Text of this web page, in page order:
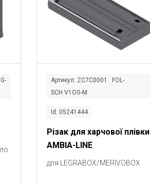
Артикул: ZC7C0001 FOL-
SCH V1OG-M
Id: 05241444
Різак для харчової плівки
AMBIA-LINE
для LEGRABOX/MERIVOBOX